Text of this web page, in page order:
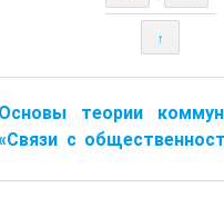
↑
теории
с